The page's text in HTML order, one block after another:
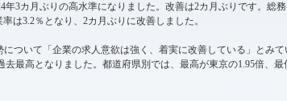
年3カ月ぶりの高水準になりました。改善は2カ月ぶりです。総
は3.2％となり、2カ月ぶりに改善しました。
について「企業の求人意欲は強く、着実に改善している」とみ
去最高となりました。都道府県別では、最高が東京の1.95倍、最